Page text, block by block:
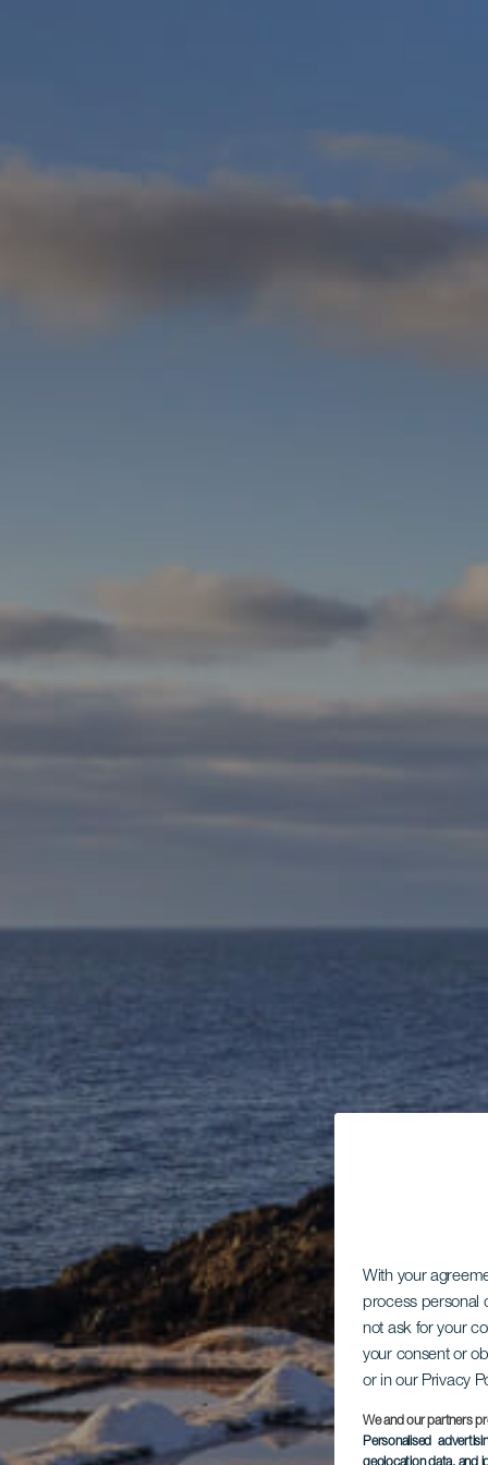
With your
process personal
not ask for your
your consent or
or in our Privacy
We and our partners
Personalised